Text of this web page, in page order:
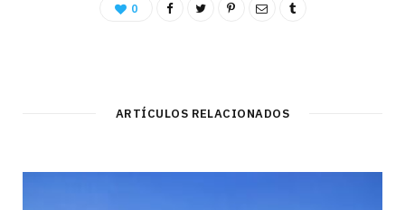
0
ARTÍCULOS RELACIONADOS